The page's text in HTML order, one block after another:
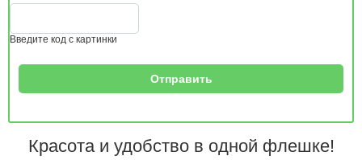
Введите код с картинки
Красота и удобство в одной флешке!